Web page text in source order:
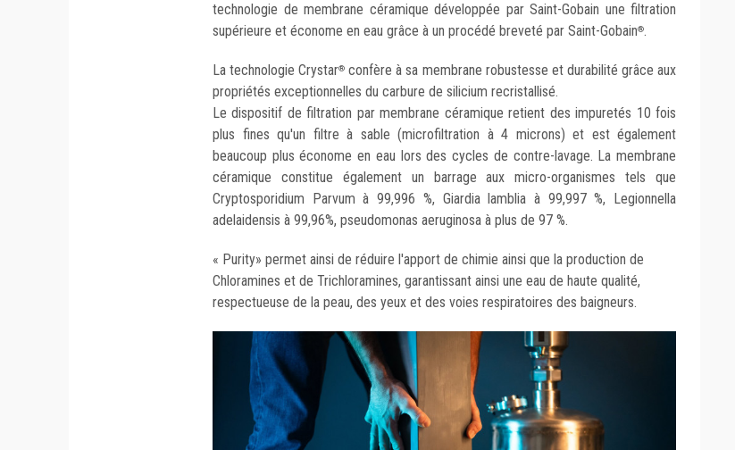
technologie de membrane céramique développée par Saint-Gobain une filtration
supérieure et économe en eau grâce à un procédé breveté par Saint-Gobain®.
La technologie Crystar® confère à sa membrane robustesse et durabilité grâce aux
propriétés exceptionnelles du carbure de silicium recristallisé.
Le dispositif de filtration par membrane céramique retient des impuretés 10 fois
plus fines qu'un filtre à sable (microfiltration à 4 microns) et est également
beaucoup plus économe en eau lors des cycles de contre-lavage. La membrane
céramique constitue également un barrage aux micro-organismes tels que
Cryptosporidium Parvum à 99,996 %, Giardia lamblia à 99,997 %, Legionnella
adelaidensis à 99,96%, pseudomonas aeruginosa à plus de 97 %.
« Purity» permet ainsi de réduire l'apport de chimie ainsi que la production de
Chloramines et de Trichloramines, garantissant ainsi une eau de haute qualité,
respectueuse de la peau, des yeux et des voies respiratoires des baigneurs.